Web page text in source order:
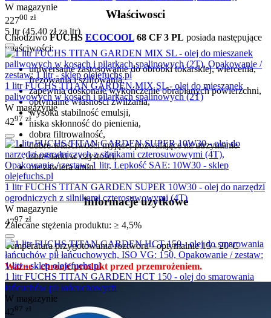
Właściwosci
Chłodziwo FUCHS ECOCOOL 68 CF 3 PL posiada następujące
właściwości:
uniwersalne zastosowanie do obróbki tokarskiej, wiercenia,
frezowania i szlifowania,
zapewnia doskonałe wykończenie obrabianych powierzchni,
optymalne własności zwilżania,
wysoka stabilność emulsji,
niska skłonność do pienienia,
dobra filtrowalność,
dobre właściwości myjące, pozwalające na utrzymanie
obrabiarki w czystości,
nie zawiera amin.
Informacje użytkowe
Zalecane stężenia produktu: ≥ 4,5%
Temperatura przygotowania roztworu - optymalnie 15 - 20°C
Ważne - chronić produkt przed przemrożeniem.
W magazynie
22700 zł
5 ltr (45.40 złza ltr)
1 litr FUCHS TITAN GARDEN MIX SL - olej do mieszanek
paliwowych w kosach i pilarkach spalinowych (2T)
W magazynie
4297 zł
1 litr FUCHS TITAN GARDEN SUPER 10W30 - olej do narzędzi
ogrodniczych z silnikami czterosuwowymi (4T)
W magazynie
4797 zł
1 litr FUCHS TITAN GARDEN HCT 150 - olej do smarowania
łańcuchów pił łańcuchowych
W magazynie
4297 zł